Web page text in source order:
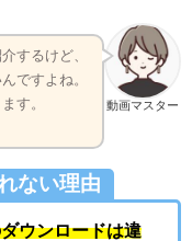
動画マスター
するけど、
ですよね。
す。
ない理由
ウンロードは違